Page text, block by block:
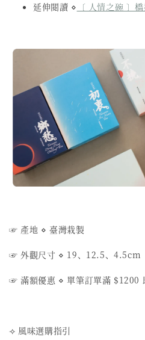
延伸閱讀 ⋄ 〔 人情之碗 〕
☞ 產地 ⋄ 臺灣栽製
☞ 外觀尺寸 ⋄ 19、12.5、4.5cm
☞ 滿額優惠 ⋄ 單筆訂單滿 $1200
⟢ 風味選購指引